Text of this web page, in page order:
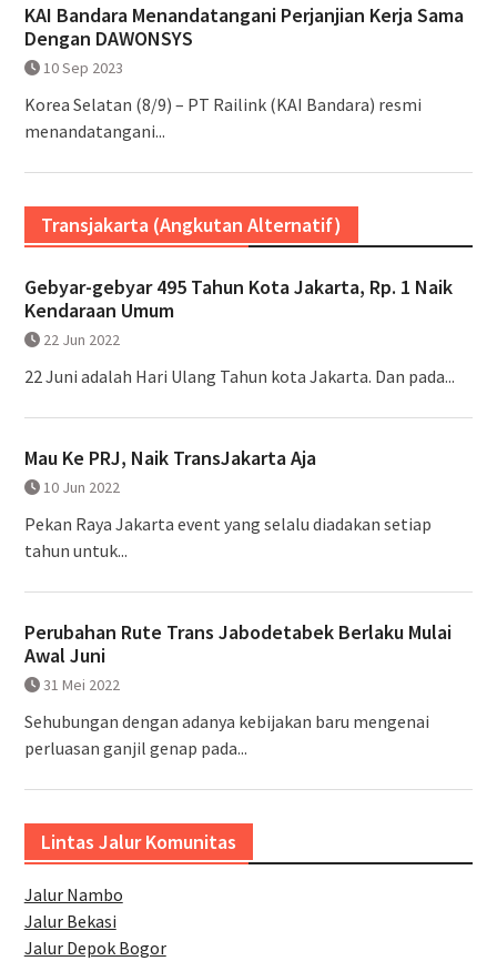
KAI Bandara Menandatangani Perjanjian Kerja Sama
Dengan DAWONSYS
10 Sep 2023
Korea Selatan (8/9) – PT Railink (KAI Bandara) resmi
menandatangani...
Transjakarta (Angkutan Alternatif)
Gebyar-gebyar 495 Tahun Kota Jakarta, Rp. 1 Naik
Kendaraan Umum
22 Jun 2022
22 Juni adalah Hari Ulang Tahun kota Jakarta. Dan pada...
Mau Ke PRJ, Naik TransJakarta Aja
10 Jun 2022
Pekan Raya Jakarta event yang selalu diadakan setiap
tahun untuk...
Perubahan Rute Trans Jabodetabek Berlaku Mulai
Awal Juni
31 Mei 2022
Sehubungan dengan adanya kebijakan baru mengenai
perluasan ganjil genap pada...
Lintas Jalur Komunitas
Jalur Nambo
Jalur Bekasi
Jalur Depok Bogor